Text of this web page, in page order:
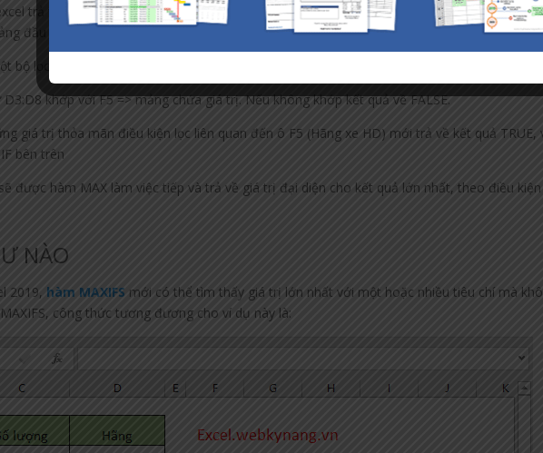
trả về phạm vi C3:C8, lấy toàn bộ kết quả cột số lượng. Điều này trả về một mảng các
đầu tiên.
bộ lọc. Vì chúng ta cung cấp cho IF một mảng cho kiểm tra logic, IF trả về một mảng kết
khớp với F5 => mảng chứa giá trị. Nếu không khớp kết quả về FALSE.
giá trị thỏa mãn điều kiện lọc liên quan đến ô F5 (Hãng xe HD) mới trả về kết quả TRUE,
bên trên
được hàm MAX làm việc tiếp và trả về giá trị đại diện cho kết quả lớn nhất, theo điều kiện
NÀO
2019, hàm MAXIFS mới có thể tìm thấy giá trị lớn nhất với một hoặc nhiều tiêu chí mà
công thức tương đương cho ví dụ này là: